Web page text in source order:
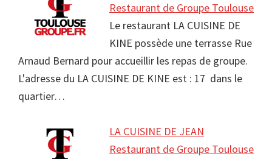
Restaurant de Groupe Toulouse
Le restaurant LA CUISINE DE
KINE possède une terrasse Rue
Arnaud Bernard pour accueillir les repas de groupe.
L'adresse du LA CUISINE DE KINE est : 17 dans le
quartier…
LA CUISINE DE JEAN
Restaurant de Groupe Toulouse